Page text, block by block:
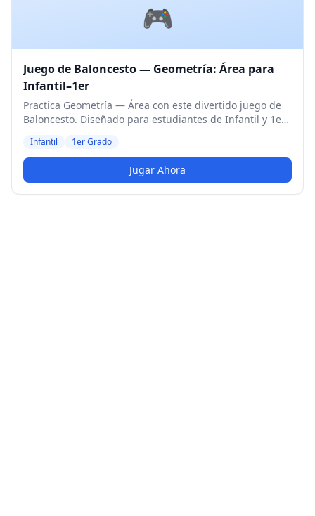
🎮
Juego de Baloncesto — Geometría: Área para
Infantil–1er
Practica Geometría — Área con este divertido juego de
Baloncesto. Diseñado para estudiantes de Infantil y 1er
Infantil 1er Grado
Jugar Ahora